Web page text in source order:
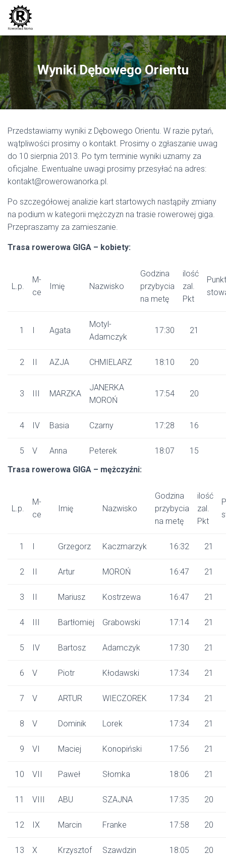
Wyniki Dębowego Orientu
Przedstawiamy wyniki z Dębowego Orientu. W razie pytań,
wątpliwości prosimy o kontakt. Prosimy o zgłaszanie uwag
do 10 sierpnia 2013. Po tym terminie wyniki uznamy za
oficjalne. Ewentualne uwagi prosimy przesyłać na adres:
kontakt@rowerowanorka.pl.
Po szczegółowej analizie kart startowych nastąpiły zmiany
na podium w kategorii mężczyzn na trasie rowerowej giga.
Przepraszamy za zamieszanie.
Trasa rowerowa GIGA – kobiety:
L.p.
M-
ce
Imię Nazwisko
Godzina
przybycia
na metę
ilość
zal.
Pkt
1 I Agata
Motyl-
Adamczyk
17:30 21
2 II AZJA CHMIELARZ 18:10 20
3 III MARZKA
JANERKA
MOROŃ
17:54 20
4 IV Basia Czarny 17:28 16
5 V Anna Peterek 18:07
15
Trasa rowerowa GIGA – mężczyźni:
L.p.
M-
ce
Imię Nazwisko
Godzina
przybycia
na metę
ilość
zal.
Pkt
1 I Grzegorz Kaczmarzyk 16:32 21
2 II Artur MOROŃ 16:47 21
3 II Mariusz Kostrzewa 16:47 21
4 III Bartłomiej Grabowski 17:14 21
5 IV Bartosz Adamczyk 17:30 21
6 V Piotr Kłodawski 17:34 21
7 V ARTUR WIECZOREK 17:34 21
8 V Dominik Lorek 17:34 21
9 VI Maciej Konopiński 17:56 21
10 VII Paweł Słomka 18:06 21
11 VIII ABU SZAJNA 17:35 20
12 IX Marcin Franke 17:58 20
13 X Krzysztof Szawdzin 18:05 20